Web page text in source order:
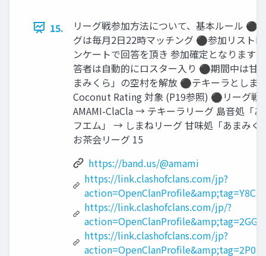
15.
リーグ戦参加方法について、基本ルール ⚫
グは毎月2日22時マッチング ⚫参加リスト
ンケートで回答を頂き 参加確定となります
答者は自動的にロスター入り ⚫期間中は甘
まみくら」の空村を解放 ⚫テキーラとしま
Coconut Rating 対象 (P19参照) ⚫リーグ戦
AMAMI-ClaCla → テキーラリーグ 島音処「
フエム」 → しまねリーグ 甘味処「あまみ
お茶会リーグ 15
https://band.us/@amami
https://link.clashofclans.com/jp?
https://link.clashofclans.com/jp/?
https://link.clashofclans.com/jp?